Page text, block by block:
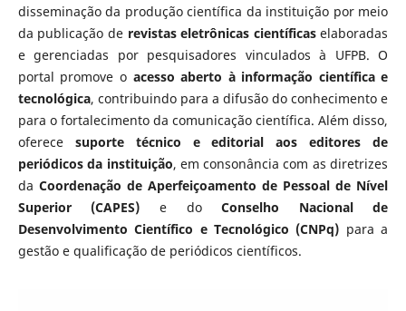
disseminação da produção científica da instituição por meio
da publicação de revistas eletrônicas científicaselaboradas
e gerenciadas por pesquisadores vinculados à UFPB. O
portal promove o acesso aberto à informação científica e
tecnológica, contribuindo para a difusão do conhecimento e
para o fortalecimento da comunicação científica. Além disso,
oferece suporte técnico e editorial aos editores de
periódicos da instituição, em consonância com as diretrizes
da Coordenação de Aperfeiçoamento de Pessoal de Nível
Superior (CAPES) e doConselho Nacional de
Desenvolvimento Científico e Tecnológico (CNPq) para a
gestão e qualificação de periódicos científicos.